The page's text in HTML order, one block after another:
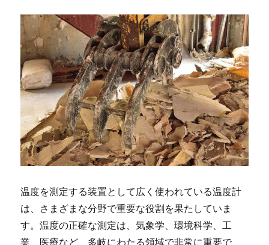
温度を測定する装置として広く使われている温度計
は、さまざまな分野で重要な役割を果たしていま
す。温度の正確な測定は、気象学、環境科学、工
業、医療など、多岐にわたる領域で非常に重要で